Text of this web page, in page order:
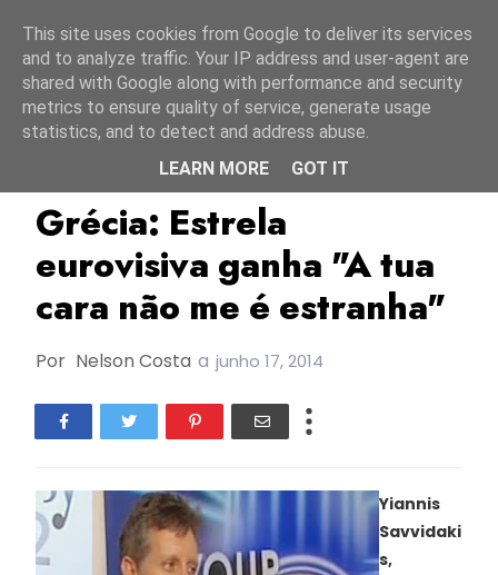
ESC1989 Grécia
Grécia: Estrela
eurovisiva ganha "A tua
cara não me é estranha"
Por Nelson Costa a junho 17, 2014
Yiannis
Savvidaki
s,
This site uses cookies from Google to deliver its services
and to analyze traffic. Your IP address and user-agent are
shared with Google along with performance and security
metrics to ensure quality of service, generate usage
statistics, and to detect and address abuse.
LEARN MORE
GOT IT